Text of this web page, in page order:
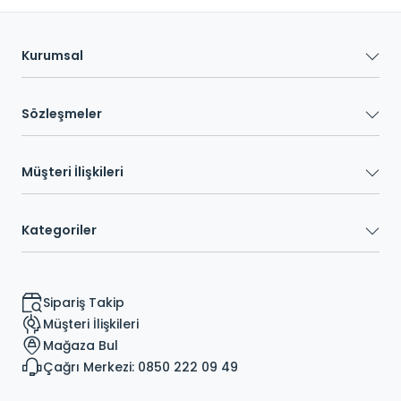
Kurumsal
Sözleşmeler
Müşteri İlişkileri
Kategoriler
Sipariş Takip
Müşteri İlişkileri
Mağaza Bul
Çağrı Merkezi: 0850 222 09 49